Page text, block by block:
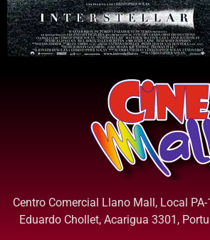
Centro Comercial Llano Mall, Local
Eduardo Chollet, Acarigua 3301,